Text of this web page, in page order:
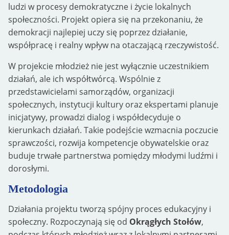
ludzi w procesy demokratyczne i życie lokalnych
społeczności. Projekt opiera się na przekonaniu, że
demokracji najlepiej uczy się poprzez działanie,
współpracę i realny wpływ na otaczającą rzeczywistość.
W projekcie młodzież nie jest wyłącznie uczestnikiem
działań, ale ich współtwórcą. Wspólnie z
przedstawicielami samorządów, organizacji
społecznych, instytucji kultury oraz ekspertami planuje
inicjatywy, prowadzi dialog i współdecyduje o
kierunkach działań. Takie podejście wzmacnia poczucie
sprawczości, rozwija kompetencje obywatelskie oraz
buduje trwałe partnerstwa pomiędzy młodymi ludźmi i
dorosłymi.
Metodologia
Działania projektu tworzą spójny proces edukacyjny i
społeczny. Rozpoczynają się od Okrągłych Stołów,